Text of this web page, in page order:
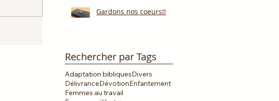
Gardons nos coeurs!!
Rechercher par Tags
Adaptation bibliquesDivers
DélivranceDévotionEnfantement
Femmes au travail